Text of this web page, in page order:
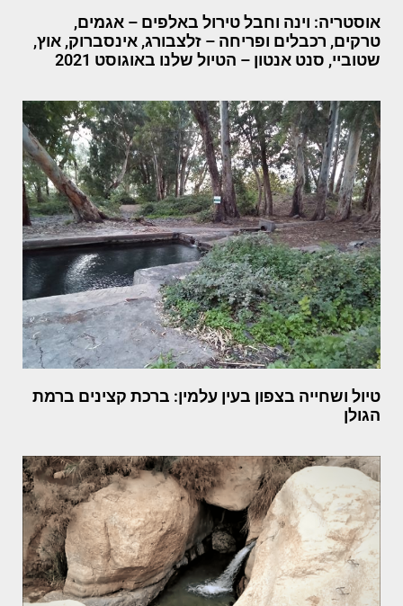
אוסטריה: וינה וחבל טירול באלפים – אגמים,
טרקים, רכבלים ופריחה – זלצבורג, אינסברוק, אוץ,
שטוביי, סנט אנטון – הטיול שלנו באוגוסט 2021
טיול ושחייה בצפון בעין עלמין: ברכת קצינים ברמת
הגולן